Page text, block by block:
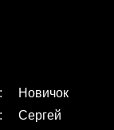
Новичок
Сергей